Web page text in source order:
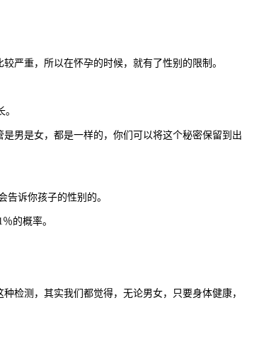
严重，所以在怀孕的时候，就有了性别的限制。
男是女，都是一样的，你们可以将这个秘密保留到出
诉你孩子的性别的。
的概率。
测，其实我们都觉得，无论男女，只要身体健康，